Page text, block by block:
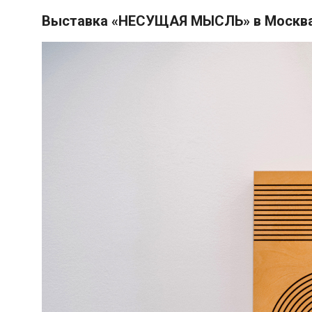
ГЕРОИ
Выставка «НЕСУЩАЯ МЫСЛЬ» в